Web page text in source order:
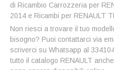
di Ricambio Carrozzeria per
2014 e Ricambi per RENAULT
Non riesci a trovare il tuo
bisogno? Puoi contattarci via
scriverci su Whatsapp al
tutto il catalogo RENAULT